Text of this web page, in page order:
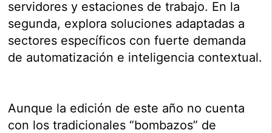
servidores y estaciones de trabajo. En la
segunda, explora soluciones adaptadas a
sectores específicos con fuerte demanda
de automatización e inteligencia contextual.
Aunque la edición de este año no cuenta
con los tradicionales “bombazos” de